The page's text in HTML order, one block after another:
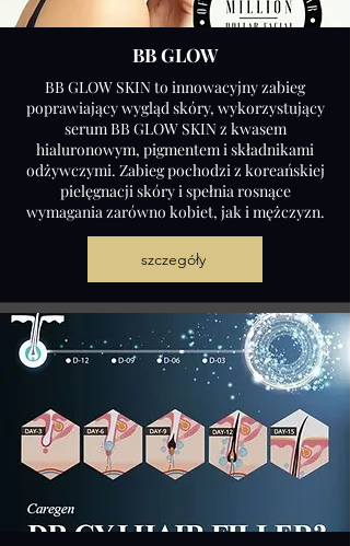
BB GLOW
BB GLOW SKIN to innowacyjny zabieg
poprawiający wygląd skóry, wykorzystujący
serum BB GLOW SKIN z kwasem
hialuronowym, pigmentem i składnikami
odżywczymi. Zabieg pochodzi z koreańskiej
pielęgnacji skóry i spełnia rosnące
wymagania zarówno kobiet, jak i mężczyzn.
szczegóły